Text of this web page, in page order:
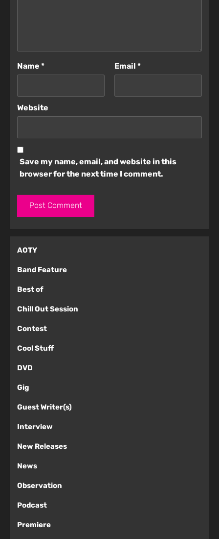
Name * Email *
Website
Save my name, email, and website in this
browser for the next time I comment.
AOTY
Band Feature
Best of
Chill Out Session
Contest
Cool Stuff
DVD
Gig
Guest Writer(s)
Interview
New Releases
News
Observation
Podcast
Premiere